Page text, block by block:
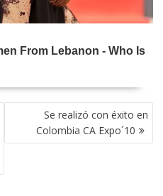
Se realizó con éxito en
Colombia CA Expo´10